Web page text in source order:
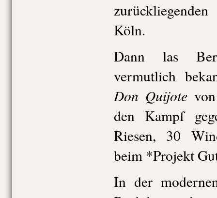
Köln.
Dann las
vermutlich
Don Quijote
den Kampf
Riesen, 30
beim *Projekt
In der